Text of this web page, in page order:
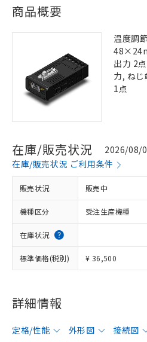
商品概要
温度調
出力 2
力, ね
1点
在庫/販売状況
2026/08/
在庫/販売状況 ご利用条件
販売状況 販売中
機種区分 受注生産機種
在庫状況
標準価格(税別) ¥ 36,500
詳細情報
定格/性能 外形図 接続図